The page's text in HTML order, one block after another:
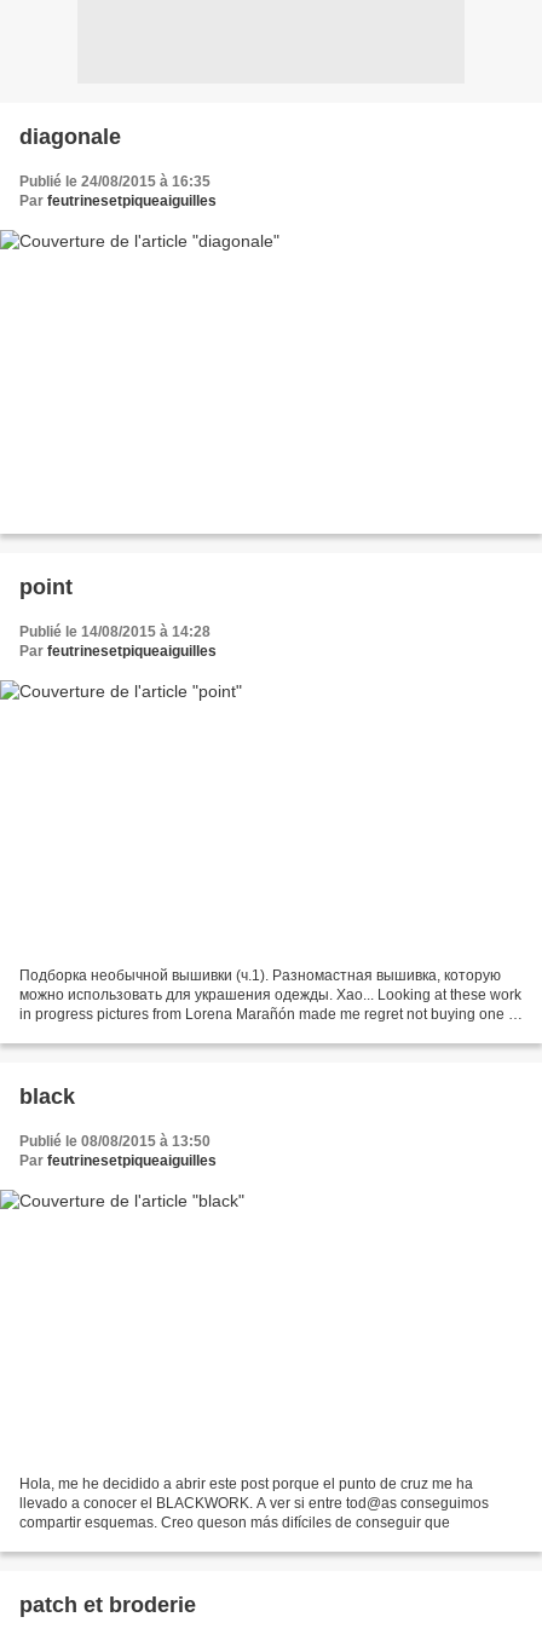
diagonale
Publié le 24/08/2015 à 16:35
Par feutrinesetpiqueaiguilles
point
Publié le 14/08/2015 à 14:28
Par feutrinesetpiqueaiguilles
Подборка необычной вышивки (ч.1). Разномастная вышивка, которую
можно использовать для украшения одежды. Хао... Looking at these work
in progress pictures from Lorena Marañón made me regret not buying one of
black
Publié le 08/08/2015 à 13:50
Par feutrinesetpiqueaiguilles
Hola, me he decidido a abrir este post porque el punto de cruz me ha
llevado a conocer el BLACKWORK. A ver si entre tod@as conseguimos
compartir esquemas. Creo queson más difíciles de conseguir que
patch et broderie